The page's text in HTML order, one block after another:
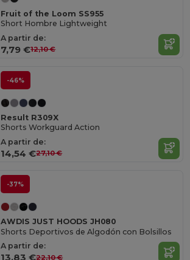
Fruit of the Loom SS955
Short Hombre Lightweight
A partir de:
7,79 €12,10 €
-46%
Result R309X
Shorts Workguard Action
A partir de:
14,54 €27,10 €
-37%
AWDIS JUST HOODS JH080
Shorts Deportivos de Algodón con Bolsillos
A partir de:
13,83 €22,10 €